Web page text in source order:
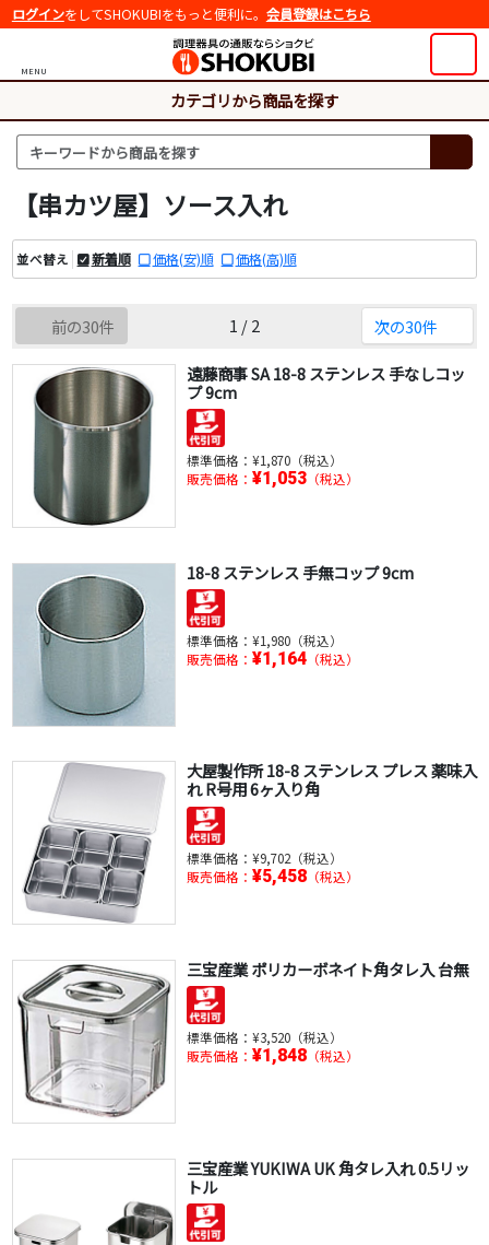
ログインをしてSHOKUBIをもっと便利に。 会員登録はこちら
MENU
カテゴリから商品を探す
【串カツ屋】ソース入れ
並べ替え 新着順 価格(安)順 価格(高)順
前の30件 1 / 2 次の30件
遠藤商事 SA 18-8 ステンレス 手なしコッ
プ 9cm
標準価格： ¥1,870（税込）
販売価格： ¥1,053（税込）
18-8 ステンレス 手無コップ 9cm
標準価格： ¥1,980（税込）
販売価格： ¥1,164（税込）
大屋製作所 18-8 ステンレス プレス 薬味入
れ R号用 6ヶ入り角
標準価格： ¥9,702（税込）
販売価格： ¥5,458（税込）
三宝産業 ポリカーボネイト角タレ入 台無
標準価格： ¥3,520（税込）
販売価格： ¥1,848（税込）
三宝産業 YUKIWA UK 角タレ入れ 0.5リッ
トル